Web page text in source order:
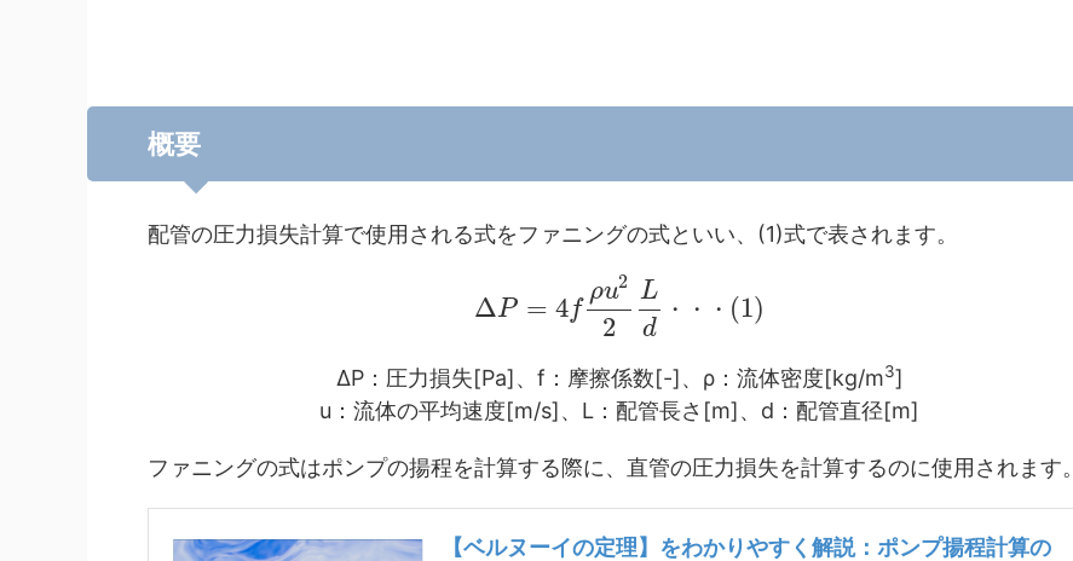
概要
配管の圧力損失計算で使用される式をファニングの式といい、(1)式で表されます。
ΔP = 4f
ρu2
2
L
d
・ ・ ・ (1)
ΔP：圧力損失[Pa]、f：摩擦係数[-]、ρ：流体密度[kg/m3]
u：流体の平均速度[m/s]、L：配管長さ[m]、d：配管直径[m]
ファニングの式はポンプの揚程を計算する際に、直管の圧力損失を計算するのに使用されます。
【ベルヌーイの定理】をわかりやすく解説：ポンプ揚程計算の